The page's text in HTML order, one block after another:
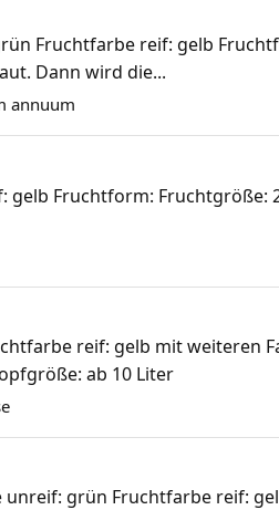
Fruchtfarbe reif: gelb
Dann wird die...
annuum
gelb Fruchtform: Fruchtgröße:
reif: gelb mit weiteren
ab 10 Liter
unreif: grün Fruchtfarbe reif: